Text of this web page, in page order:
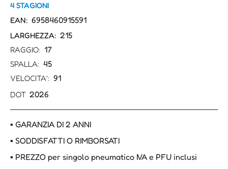
4 STAGIONI
EAN: 6958460915591
LARGHEZZA: 215
RAGGIO: 17
SPALLA: 45
VELOCITA': 91
DOT 2026
▪ GARANZIA DI 2 ANNI
▪ SODDISFATTI O RIMBORSATI
▪ PREZZO per singolo pneumatico IVA e PFU inclusi